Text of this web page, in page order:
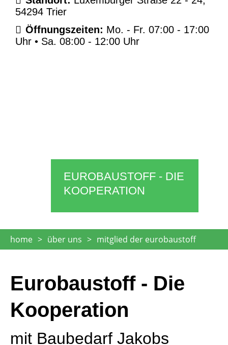
und
Standort
54294 Trier
Öffnungszeiten: Mo. - Fr. 07:00 - 17:00
Uhr • Sa. 08:00 - 12:00 Uhr
EUROBAUSTOFF - DIE
KOOPERATION
SIE
SIND
home über uns mitglied der eurobaustoff
Eurobaustoff - Die
Kooperation
mit Baubedarf Jakobs